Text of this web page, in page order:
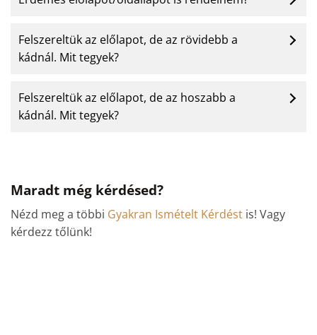
Felszereltük az előlapot, de az rövidebb a
kádnál. Mit tegyek?
Felszereltük az előlapot, de az hoszabb a
kádnál. Mit tegyek?
Maradt még kérdésed?
Nézd meg a többi Gyakran Ismételt Kérdést is! Vagy
kérdezz tőlünk!